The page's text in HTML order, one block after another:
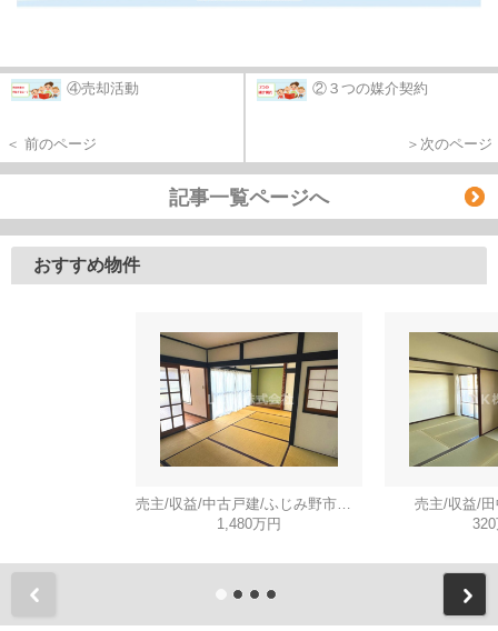
④売却活動
＜ 前のページ
②３つの媒介契約
＞次のページ
記事一覧ページへ
おすすめ物件
売主/収益/中古戸建/ふじみ野市川崎
1,480万円
売主/収益/